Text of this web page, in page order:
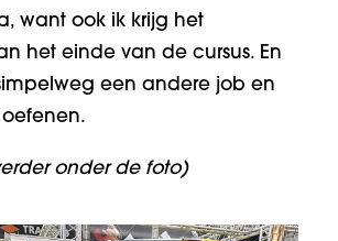
want ook ik krijg het
het einde van de cursus. En
een andere job en
onder de foto)